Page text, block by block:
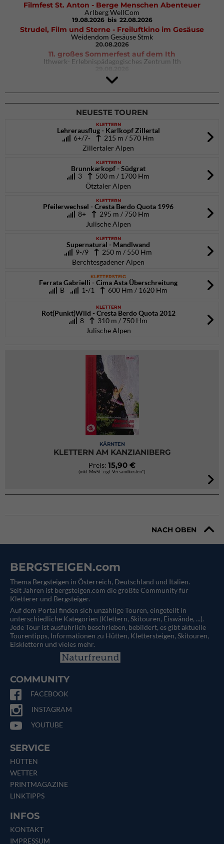
Filmfest St. Anton - Berge Menschen Abenteuer
Arlberg WellCom
19.08.2026 bis 22.08.2026
Strudel, Film und Sterne - Freiluftkino im Gesäuse
Weidendom Gesäuse Stmk
20.08.2026
11. großes Sommerfest auf dem Ith
Ithwerk- Erlebnispädagogisches Zentrum Ith
4Blocs KIDS 2026
DAV Kletter- & Boulderzentrum München Süd (Thalkirchen)
26.09.2026
NEUESTE TOUREN
KLETTERN
Lehrerausflug - Karlkopf Zillertal
6+/7-
215 m / 570 Hm
Zillertaler Alpen
KLETTERN
Brunnkarkopf - Südgrat
3
500 m / 1700 Hm
Ötztaler Alpen
KLETTERN
Pfeilerwechsel - Cresta Berdo Quota 1996
8+
295 m / 750 Hm
Julische Alpen
KLETTERN
Supernatural - Mandlwand
9-/9
250 m / 550 Hm
Berchtesgadener Alpen
KLETTERSTEIG
Ferrata Gabrielli - Cima Asta Überschreitung
B
1-/1 600 Hm / 1620 Hm
KLETTERN
Rot(Punkt)Wild - Cresta Berdo Quota 2012
8
310 m / 750 Hm
Julische Alpen
KÄRNTEN
KLETTERN AM KANZIANIBERG
Preis: 15,90 €
(inkl. MwSt. zzgl. Versandkosten*)
NACH OBEN
BERGSTEIGEN.com
Thema Bergsteigen in Österreich, Deutschland und Italien.
Seit Jahren ist bergsteigen.com die größte Community für
Kletterer und Bergsteiger.
Auf dem Portal finden sich unzählige Touren, eingeteilt in
unterschiedliche Kategorien (Klettern, Skitouren, Eiswände, ...).
Jede Tour ist ausführlich beschrieben, bebildert, es gibt aktuelle
Tourentipps, Informationen zu Hütten, Klettersteigen, Skitouren,
Eisklettern und vieles mehr.
COMMUNITY
FACEBOOK
INSTAGRAM
YOUTUBE
SERVICE
HÜTTEN
WETTER
PRINTMAGAZINE
LINKTIPPS
INFOS
KONTAKT
IMPRESSUM